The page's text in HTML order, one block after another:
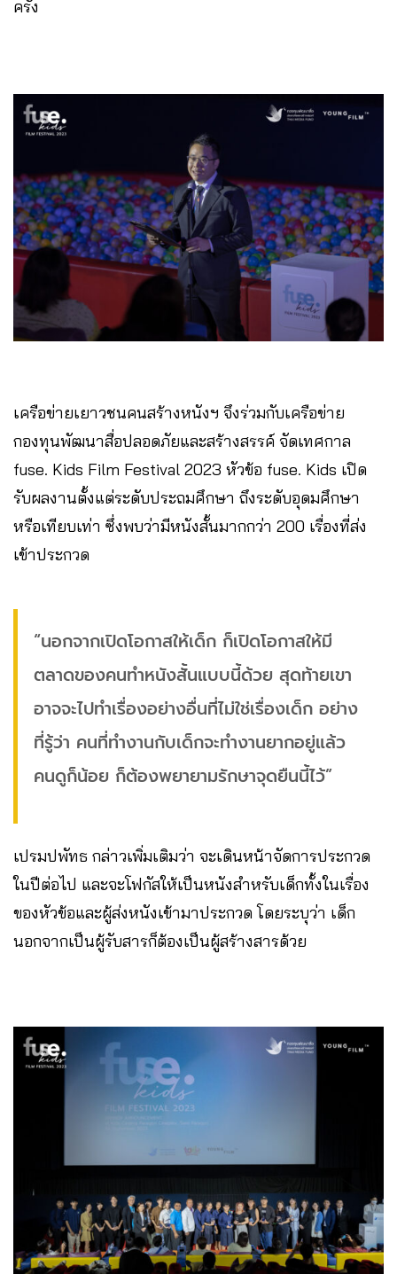
ครั้ง
เครือข่ายเยาวชนคนสร้างหนังฯ จึงร่วมกับเครือข่าย
กองทุนพัฒนาสื่อปลอดภัยและสร้างสรรค์ จัดเทศกาล
fuse. Kids Film Festival 2023 หัวข้อ fuse. Kids เปิด
รับผลงานตั้งแต่ระดับประถมศึกษา ถึงระดับอุดมศึกษา
หรือเทียบเท่า ซึ่งพบว่ามีหนังสั้นมากกว่า 200 เรื่องที่ส่ง
เข้าประกวด
“นอกจากเปิดโอกาสให้เด็ก ก็เปิดโอกาสให้มี
ตลาดของคนทำหนังสั้นแบบนี้ด้วย สุดท้ายเขา
อาจจะไปทำเรื่องอย่างอื่นที่ไม่ใช่เรื่องเด็ก อย่าง
ที่รู้ว่า คนที่ทำงานกับเด็กจะทำงานยากอยู่แล้ว
คนดูก็น้อย ก็ต้องพยายามรักษาจุดยืนนี้ไว้”
เปรมปพัทธ กล่าวเพิ่มเติมว่า จะเดินหน้าจัดการประกวด
ในปีต่อไป และจะโฟกัสให้เป็นหนังสำหรับเด็กทั้งในเรื่อง
ของหัวข้อและผู้ส่งหนังเข้ามาประกวด โดยระบุว่า เด็ก
นอกจากเป็นผู้รับสารก็ต้องเป็นผู้สร้างสารด้วย